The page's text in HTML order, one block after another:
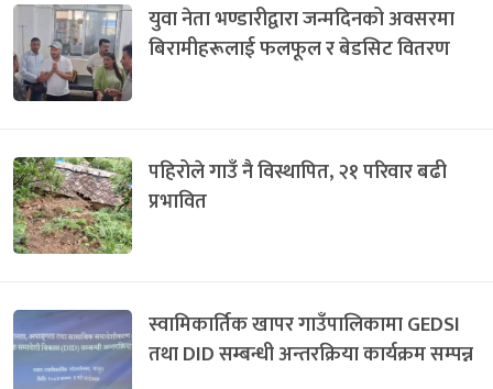
युवा नेता भण्डारीद्वारा जन्मदिनको अवसरमा
बिरामीहरूलाई फलफूल र बेडसिट वितरण
पहिरोले गाउँ नै विस्थापित, २१ परिवार बढी
प्रभावित
स्वामिकार्तिक खापर गाउँपालिकामा GEDSI
तथा DID सम्बन्धी अन्तरक्रिया कार्यक्रम सम्पन्न